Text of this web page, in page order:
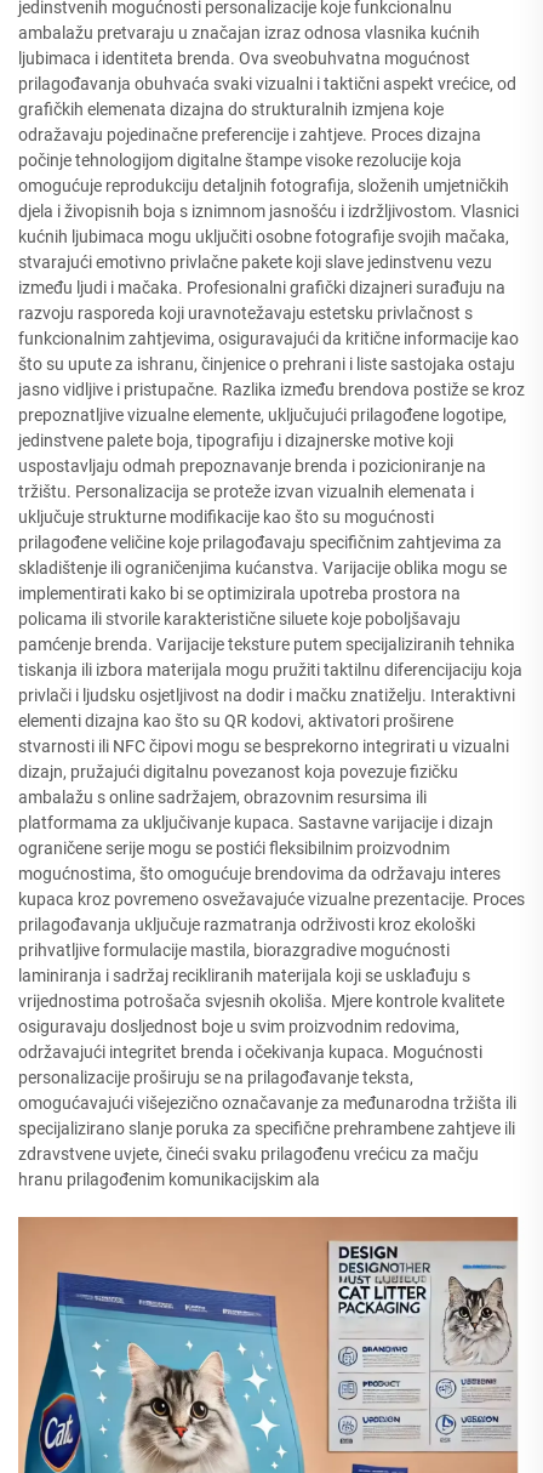
jedinstvenih mogućnosti personalizacije koje funkcionalnu
ambalažu pretvaraju u značajan izraz odnosa vlasnika kućnih
ljubimaca i identiteta brenda. Ova sveobuhvatna mogućnost
prilagođavanja obuhvaća svaki vizualni i taktični aspekt vrećice, od
grafičkih elemenata dizajna do strukturalnih izmjena koje
odražavaju pojedinačne preferencije i zahtjeve. Proces dizajna
počinje tehnologijom digitalne štampe visoke rezolucije koja
omogućuje reprodukciju detaljnih fotografija, složenih umjetničkih
djela i živopisnih boja s iznimnom jasnošću i izdržljivostom. Vlasnici
kućnih ljubimaca mogu uključiti osobne fotografije svojih mačaka,
stvarajući emotivno privlačne pakete koji slave jedinstvenu vezu
između ljudi i mačaka. Profesionalni grafički dizajneri surađuju na
razvoju rasporeda koji uravnotežavaju estetsku privlačnost s
funkcionalnim zahtjevima, osiguravajući da kritične informacije kao
što su upute za ishranu, činjenice o prehrani i liste sastojaka ostaju
jasno vidljive i pristupačne. Razlika između brendova postiže se kroz
prepoznatljive vizualne elemente, uključujući prilagođene logotipe,
jedinstvene palete boja, tipografiju i dizajnerske motive koji
uspostavljaju odmah prepoznavanje brenda i pozicioniranje na
tržištu. Personalizacija se proteže izvan vizualnih elemenata i
uključuje strukturne modifikacije kao što su mogućnosti
prilagođene veličine koje prilagođavaju specifičnim zahtjevima za
skladištenje ili ograničenjima kućanstva. Varijacije oblika mogu se
implementirati kako bi se optimizirala upotreba prostora na
policama ili stvorile karakteristične siluete koje poboljšavaju
pamćenje brenda. Varijacije teksture putem specijaliziranih tehnika
tiskanja ili izbora materijala mogu pružiti taktilnu diferencijaciju koja
privlači i ljudsku osjetljivost na dodir i mačku znatiželju. Interaktivni
elementi dizajna kao što su QR kodovi, aktivatori proširene
stvarnosti ili NFC čipovi mogu se besprekorno integrirati u vizualni
dizajn, pružajući digitalnu povezanost koja povezuje fizičku
ambalažu s online sadržajem, obrazovnim resursima ili
platformama za uključivanje kupaca. Sastavne varijacije i dizajn
ograničene serije mogu se postići fleksibilnim proizvodnim
mogućnostima, što omogućuje brendovima da održavaju interes
kupaca kroz povremeno osvežavajuće vizualne prezentacije. Proces
prilagođavanja uključuje razmatranja održivosti kroz ekološki
prihvatljive formulacije mastila, biorazgradive mogućnosti
laminiranja i sadržaj recikliranih materijala koji se usklađuju s
vrijednostima potrošača svjesnih okoliša. Mjere kontrole kvalitete
osiguravaju dosljednost boje u svim proizvodnim redovima,
održavajući integritet brenda i očekivanja kupaca. Mogućnosti
personalizacije proširuju se na prilagođavanje teksta,
omogućavajući višejezično označavanje za međunarodna tržišta ili
specijalizirano slanje poruka za specifične prehrambene zahtjeve ili
zdravstvene uvjete, čineći svaku prilagođenu vrećicu za mačju
hranu prilagođenim komunikacijskim ala